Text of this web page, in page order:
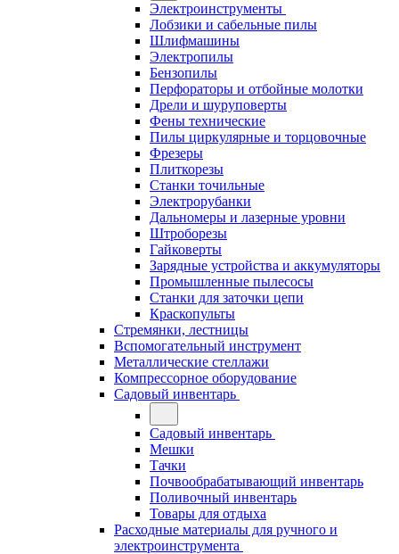
Электроинструменты
Лобзики и сабельные пилы
Шлифмашины
Электропилы
Бензопилы
Перфораторы и отбойные молотки
Дрели и шуруповерты
Фены технические
Пилы циркулярные и торцовочные
Фрезеры
Плиткорезы
Станки точильные
Электрорубанки
Дальномеры и лазерные уровни
Штроборезы
Гайковерты
Зарядные устройства и аккумуляторы
Промышленные пылесосы
Станки для заточки цепи
Краскопульты
Стремянки, лестницы
Вспомогательный инструмент
Металлические стеллажи
Компрессорное оборудование
Садовый инвентарь
Садовый инвентарь
Мешки
Тачки
Почвообрабатывающий инвентарь
Поливочный инвентарь
Товары для отдыха
Расходные материалы для ручного и
электроинструмента